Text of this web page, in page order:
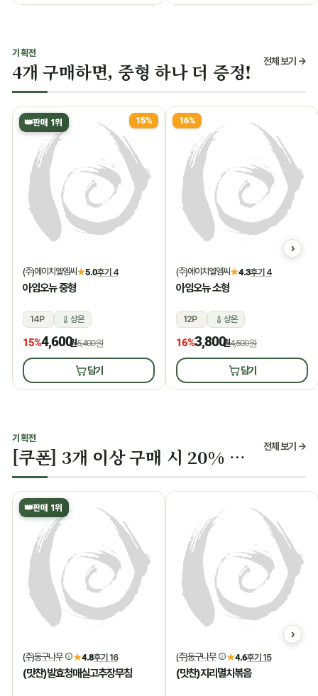
기획전
4개 구매하면, 중형 하나 더 증정! 전체 보기 →
👑판매 1위 15%
(주)에이치엘엠씨★5.0후기 4
아임오뉴 중형
14P 상온
15%4,600원5,400원
담기
16%
(주)에이치엘엠씨★4.3후기 4
아임오뉴 소형
12P 상온
16%3,800원4,500원
담기
기획전
[쿠폰] 3개 이상 구매 시 20% 할인 전체 보기 →
👑판매 1위
(주)둥구나무 ★4.8후기 16
(맛찬)발효청매실고추장무침
(주)둥구나무 ★4.6후기 15
(맛찬)지리멸치볶음